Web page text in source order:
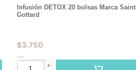
Infusión DETOX 20 bolsas Marca Saint
Gottard
$3.750
▲